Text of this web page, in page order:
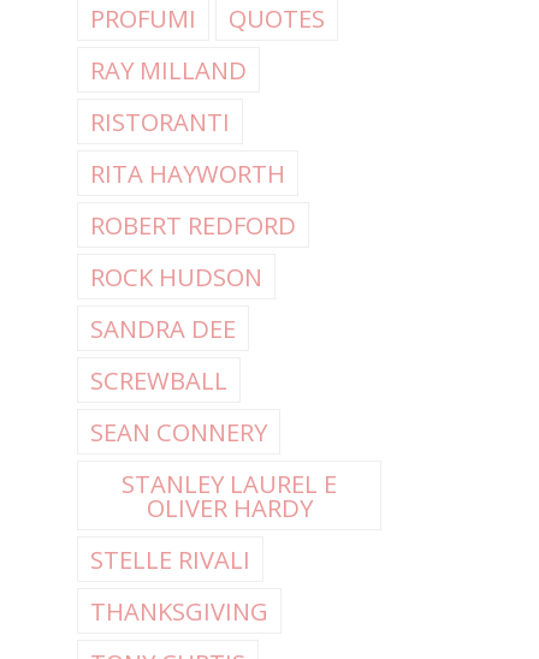
PROFUMI
QUOTES
RAY MILLAND
RISTORANTI
RITA HAYWORTH
ROBERT REDFORD
ROCK HUDSON
SANDRA DEE
SCREWBALL
SEAN CONNERY
STANLEY LAUREL E
OLIVER HARDY
STELLE RIVALI
THANKSGIVING